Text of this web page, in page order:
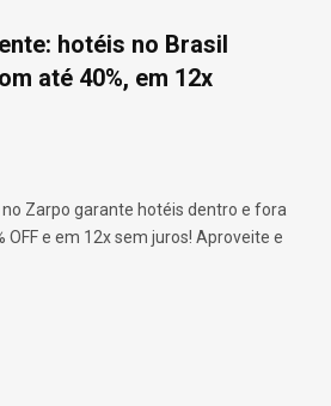
hotéis no Brasil
até 40%, em 12x
Zarpo garante hotéis dentro e fora
OFF e em 12x sem juros! Aproveite e